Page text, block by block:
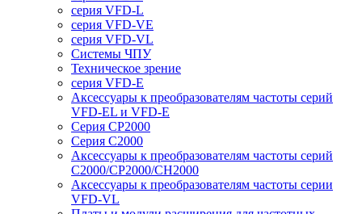
серия VFD-L
серия VFD-VE
серия VFD-VL
Системы ЧПУ
Техническое зрение
серия VFD-E
Аксессуары к преобразователям частоты серий
VFD-EL и VFD-E
Серия CP2000
Серия C2000
Аксессуары к преобразователям частоты серий
С2000/CP2000/CH2000
Аксессуары к преобразователям частоты серии
VFD-VL